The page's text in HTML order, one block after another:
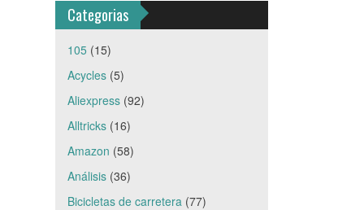
Categorias
105(15)
Acycles(5)
Aliexpress(92)
Alltricks(16)
Amazon (58)
Análisis(36)
Bicicletas de carretera(77)